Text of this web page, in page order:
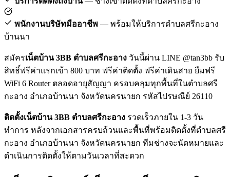
พนักงานบริษัทมืออาชีพ — พร้อมให้บริการตำบลศรีกะอาง
บ้านนา
สมัครเน็ตบ้าน 3BB ตำบลศรีกะอาง วันนี้ผ่าน LINE @tan3bb รับ
สิทธิ์ฟรีค่าแรกเข้า 800 บาท ฟรีค่าติดตั้ง ฟรีค่าเดินสาย ยืมฟรี
WiFi 6 Router ตลอดอายุสัญญา ครอบคลุมทุกพื้นที่ในตำบลศรี
กะอาง อำเภอบ้านนา จังหวัดนครนายก รหัสไปรษณีย์ 26110
ติดตั้งเน็ตบ้าน 3BB ตำบลศรีกะอาง รวดเร็วภายใน 1-3 วัน
ทำการ หลังจากเอกสารครบถ้วนและพื้นที่พร้อมติดตั้งที่ตำบลศรี
กะอาง อำเภอบ้านนา จังหวัดนครนายก ทีมช่างจะนัดหมายและ
ดำเนินการติดตั้งให้ตามวันเวลาที่สะดวก